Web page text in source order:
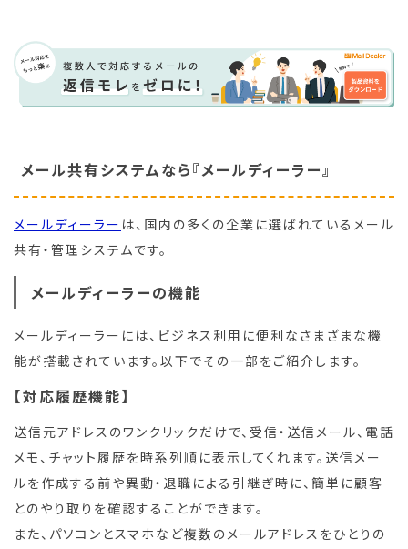
メール共有システムなら『メールディーラー』
メールディーラー は、国内の多くの企業に選ばれているメール
共有・管理システムです。
メールディーラーの機能
メールディーラーには、ビジネス利用に便利なさまざまな機
能が搭載されています。以下でその一部をご紹介します。
【対応履歴機能】
送信元アドレスのワンクリックだけで、受信・送信メール、電話
メモ、チャット履歴を時系列順に表示してくれます。送信メー
ルを作成する前や異動・退職による引継ぎ時に、簡単に顧客
とのやり取りを確認することができます。
また、パソコンとスマホなど複数のメールアドレスをひとりの